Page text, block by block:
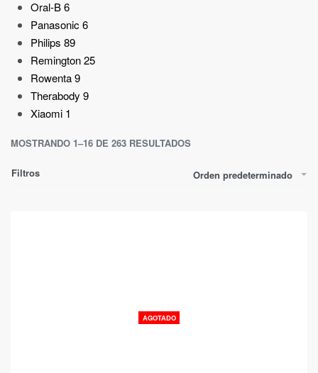
Oral-B6
Panasonic 6
Philips 89
Remington25
Rowenta9
Therabody 9
Xiaomi 1
MOSTRANDO 1–16 DE 263 RESULTADOS
Orden predeterminado
Filtros
AGOTADO